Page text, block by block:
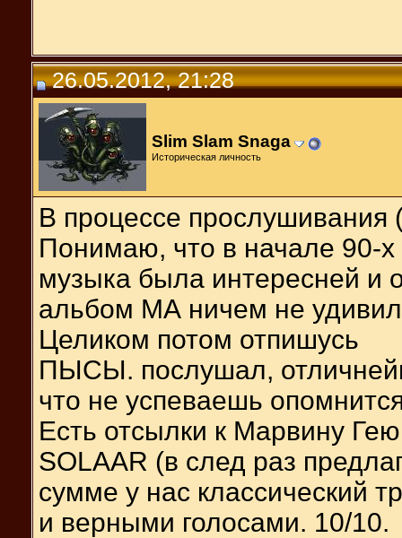
26.05.2012, 21:28
Slim Slam Snaga
Историческая личность
В процессе прослушивания
Понимаю, что в начале 90-х
музыка была интересней и
альбом МА ничем не
Целиком потом отпишусь
ПЫСЫ. послушал,
что не успеваешь
Есть отсылки к Марвину
SOLAAR (в след раз
сумме у нас классический
и верными голосами. 10/10.